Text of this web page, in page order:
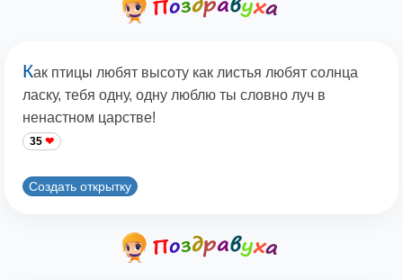
Как птицы любят высоту как листья любят солнца
ласку, тебя одну, одну люблю ты словно луч в
ненастном царстве!
35
Создать открытку